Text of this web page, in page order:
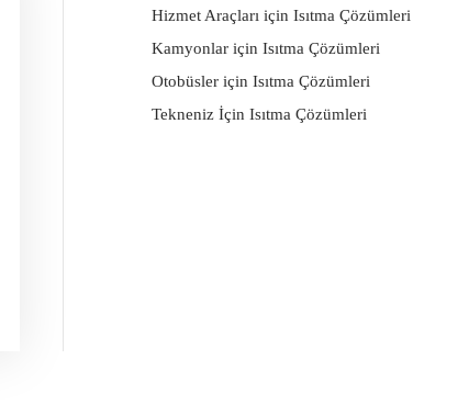
Hizmet Araçları için Isıtma Çözümleri
Kamyonlar için Isıtma Çözümleri
Otobüsler için Isıtma Çözümleri
Tekneniz İçin Isıtma Çözümleri